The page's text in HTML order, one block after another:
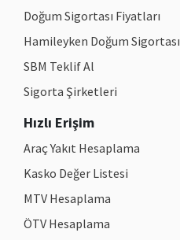
Doğum Sigortası Fiyatları
Hamileyken Doğum Sigortası
SBM Teklif Al
Sigorta Şirketleri
Hızlı Erişim
Araç Yakıt Hesaplama
Kasko Değer Listesi
MTV Hesaplama
ÖTV Hesaplama